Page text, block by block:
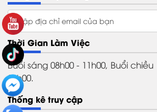
Thời Gian Làm Việc
Buổi sáng 08h00 - 11h00, Buổi chiều
21h00.
Thống kê truy cập